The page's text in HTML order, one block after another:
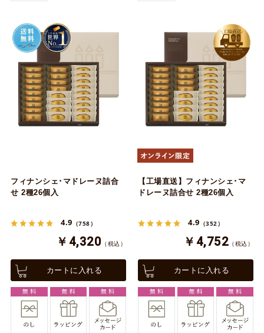
フィナンシェ･マドレーヌ詰合
せ 2種26個入
4.9 （758）
￥4,320 （税込）
カートに入れる
【工場直送】フィナンシェ･マ
ドレーヌ詰合せ 2種26個入
4.9 （352）
￥4,752 （税込）
カートに入れる